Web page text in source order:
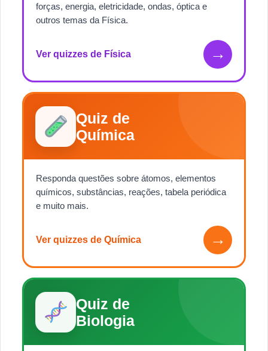
forças, energia, eletricidade, ondas, óptica e
outros temas da Física.
Ver quizzes de Física →
Quiz de
Química
Responda questões sobre átomos, elementos
químicos, substâncias, reações, tabela periódica
e muito mais.
Ver quizzes de Química →
Quiz de
Biologia